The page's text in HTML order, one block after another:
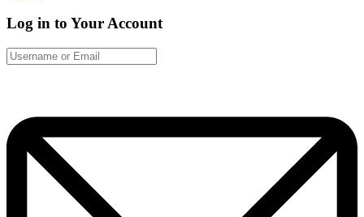
Log in to Your Account